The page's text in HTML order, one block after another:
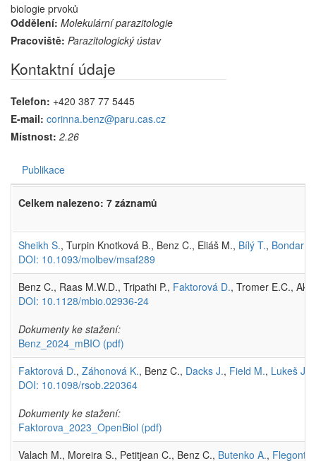
biologie prvoků
Oddělení: Molekulární parazitologie
Pracoviště: Parazitologický ústav
Kontaktní údaje
Telefon: +420 387 77 5445
E-mail: corinna.benz@paru.cas.cz
Místnost: 2.26
Publikace
Celkem nalezeno: 7 záznamů
Sheikh S., Turpin Knotková B., Benz C., Eliáš M., Bílý T., Bondar A.
DOI: 10.1093/molbev/msaf289
Benz C., Raas M.W.D., Tripathi P., Faktorová D., Tromer E.C.,
DOI: 10.1128/mbio.02936-24
Dokumenty ke stažení:
Benz_2024_mBIO (pdf)
Faktorová D., Záhonová K., Benz C., Dacks J., Field M., Lukeš J.
DOI: 10.1098/rsob.220364
Dokumenty ke stažení:
Faktorova_2023_OpenBiol (pdf)
Valach M., Moreira S., Petitjean C., Benz C., Butenko A.,